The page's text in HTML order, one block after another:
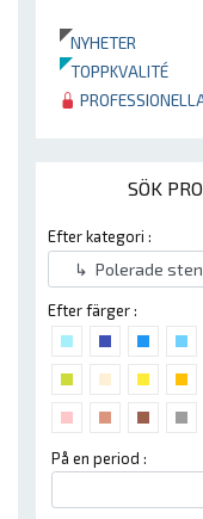
NYHETER
TOPPKVALITÉ
SÖK
Efter kategori :
Efter färger :
På en period :